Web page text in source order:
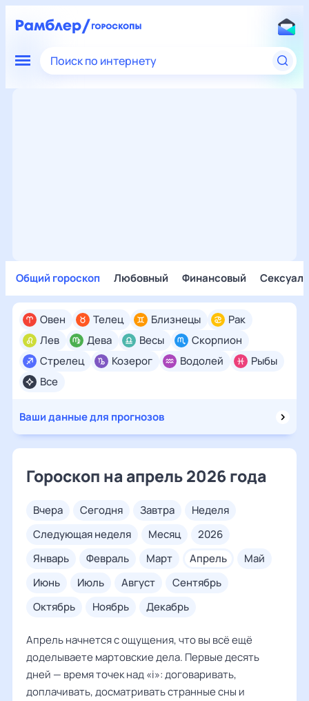
Поиск по интернету
Общий гороскоп Любовный Финансовый
Все
Овен Телец Близнецы
Рак
Лев
Дева Весы
Скорпион
Стрелец
Козерог Водолей Рыбы
Ваши данные для прогнозов
Гороскоп на апрель 2026 года
вчера сегодня завтра
неделя
следующая неделя
месяц
2026
январь
февраль март апрель
май
июнь
июль август
сентябрь
октябрь
ноябрь декабрь
Апрель начнется с ощущения, что вы всё ещё
доделываете мартовские дела. Первые десять
дней — время точек над «i»: договаривать,
доплачивать, досматривать странные сны и